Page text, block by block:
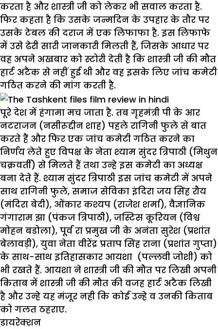
करता है और शास्त्री जी को लेकर भी सवाल करता है.
फिर कहता है कि उसके जन्मदिन के उपहार के तौर पर
उसके टेबल की दराज में एक लिफाफा है. इस लिफाफे
में उसे ढेरी सारी जानकारी मिलती हैं, जिसके आधार पर
वह अपने अखबार को स्टोरी देती है कि शास्त्री जी की मौत
हार्ट अटैक से नहीं हुई थी और वह इसके लिए जांच कमेटी
गठित करने की मांग करती है.
पूरे देश में हंगामा मच जाता है. तब गृहमंत्री पी के आर
नटराजन (नसीरूद्दीन शाह) पहले रागिनी फुले से बात
करते हैं और फिर एक जांच कमेटी गठित करने का
निर्णय लेते हुए विपक्ष के नेता श्याम सुंदर त्रिपाठी (मिथुन
चक्रवर्ती) से मिलते हैं तथा उन्हे इस कमेटी का अध्यक्ष
बना देते हैं. श्याम सुंदर त्रिपाठी इस जांच कमेटी में अपने
साथ रागिनी फुले, समाज सेविका इंदिरा जय सिंह रौय
(मंदिरा बेदी), ओंकार कश्यप (राजेश शर्मा), वैज्ञानिक
गंगाराम झा (पंकज त्रिपाठी), जस्टिस कूरियन (विश्व
मोहन बडोला), पूर्व रा प्रमुख जी के अनंता सुरेश (प्रशांत
बेलावड़ी), युवा नेता वीरेंद्र प्रताप सिंह राना (प्रशांत गुप्ता)
के साथ-साथ इतिहासकार आयशा (पल्लवी जोशी) को
भी रखते हैं. आयशा ने शास्त्री जी की मौत पर लिखी अपनी
किताब में शास्त्री जी की मौत की वजह हार्ट अटैक लिखी
है और उन्हे यह मंजूर नही कि कोई उन्हे व उनकी किताब
को गलत ठहराए.
डायरेक्शन